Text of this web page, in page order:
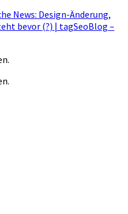
News: Design-Änderung,
bevor (?) | tagSeoBlog –